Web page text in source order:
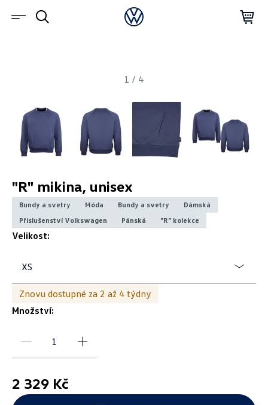
1 / 4
"R" mikina, unisex
Bundy a svetry Móda Bundy a svetry
Dámská
Příslušenství Volkswagen
Pánská "R" kolekce
Velikost:
XS
Znovu dostupné za 2 až 4 týdny
Množství:
2 329 Kč